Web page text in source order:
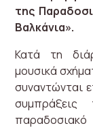
της
Βαλκάνια».
Κατά τη
μουσικά
συναντώνται
παραδοσιακό